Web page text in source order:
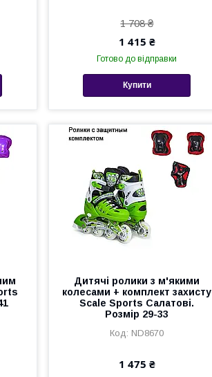
1 708 ₴
1 415 ₴
Готово до відправки
Купити
Дитячі ролики з м'якими
колесами + комплект захисту
Scale Sports Салатові.
Розмір 29-33
ND8670
1 475 ₴